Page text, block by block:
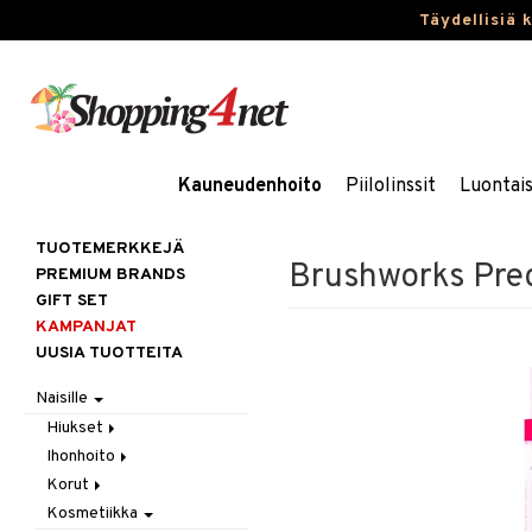
Täydellisiä
Kauneudenhoito Piilolinssit
Brushworks
TUOTEMERKKEJÄ
PREMIUM BRANDS
GIFT SET
KAMPANJAT
UUSIA TUOTTEITA
Naisille
Hiukset
Gift Set
Harjat / Kammat
Hiuskuurit
Ihonhoito
Aurinkotuotteet
Erikoistuotteet
Korut
Kaulakorut
Kosmetiikka